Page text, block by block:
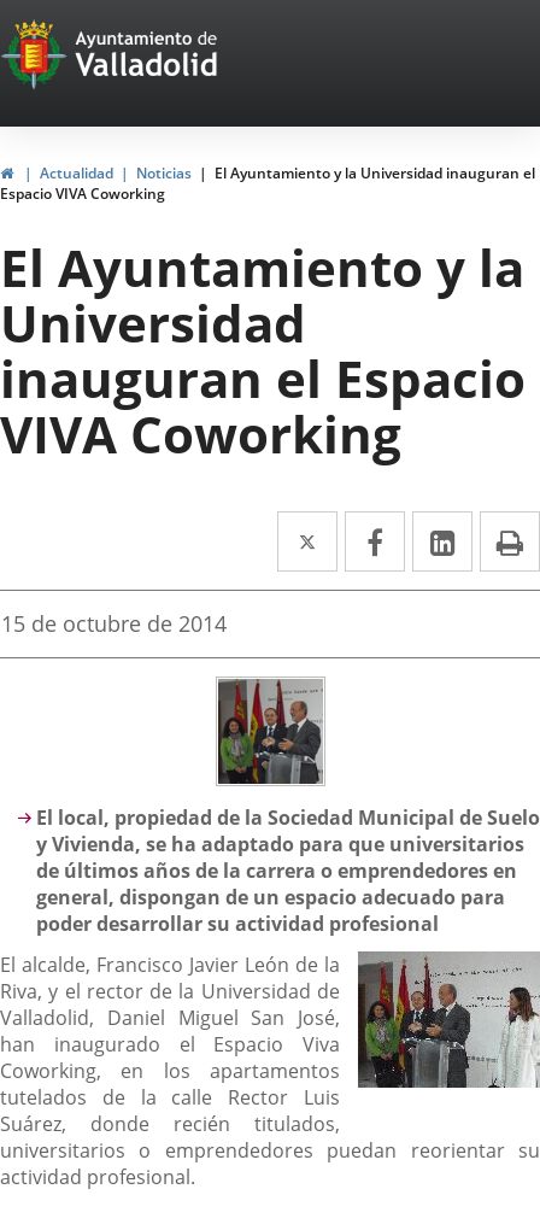
Portal
Web
del
Ayuntamiento
de
Valladolid
HomeActualidad Noticias
El Ayuntamiento y la Universidad inauguran el
Espacio VIVA Coworking
El Ayuntamiento y la
Universidad
inauguran el Espacio
VIVA Coworking
Twitter
Enlace
a
aplicación
externa.
Facebook
Enlace
a
aplicación
Enlace
a
Fecha
la
15 de octubre de 2014
Descripción
El local, propiedad de la Sociedad Municipal de Suelo
y Vivienda, se ha adaptado para que universitarios
de últimos años de la carrera o emprendedores en
general, dispongan de un espacio adecuado para
poder desarrollar su actividad profesional
El alcalde, Francisco Javier León de la
Riva, y el rector de la Universidad de
Valladolid, Daniel Miguel San José,
han inaugurado el Espacio Viva
Coworking, en los apartamentos
tutelados de la calle Rector Luis
Suárez, donde recién titulados,
universitarios o emprendedores puedan reorientar su
actividad profesional.